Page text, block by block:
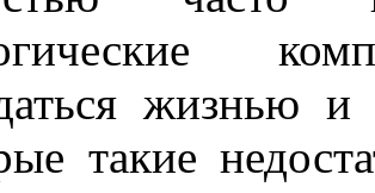
жизнью
такие